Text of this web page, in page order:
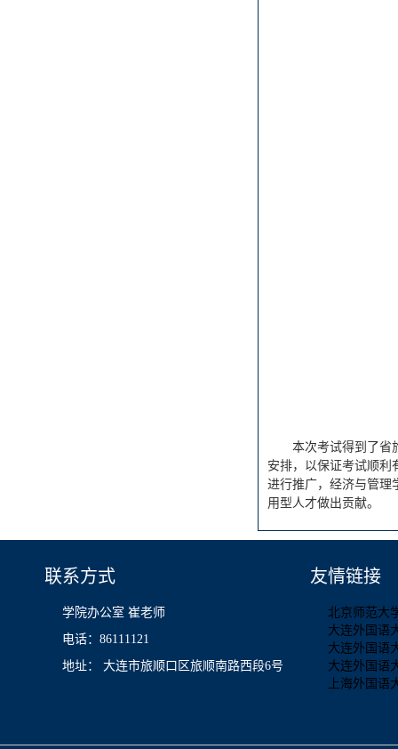
本次考试得到了省
安排，以保证考试顺利
进行推广，经济与管理
用型人才做出贡献。
联系方式
学院办公室 崔老师
电话：86111121
地址： 大连市旅顺口区旅顺南路西段6号
友情链接
北京师范大
大连外国语
大连外国语
大连外国语
上海外国语